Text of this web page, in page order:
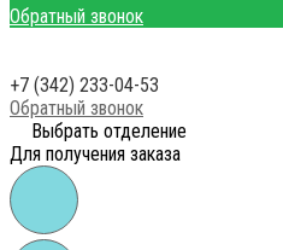
Обратный звонок
+7 (342) 233-04-53
Обратный звонок
Выбрать отделение
Для получения заказа